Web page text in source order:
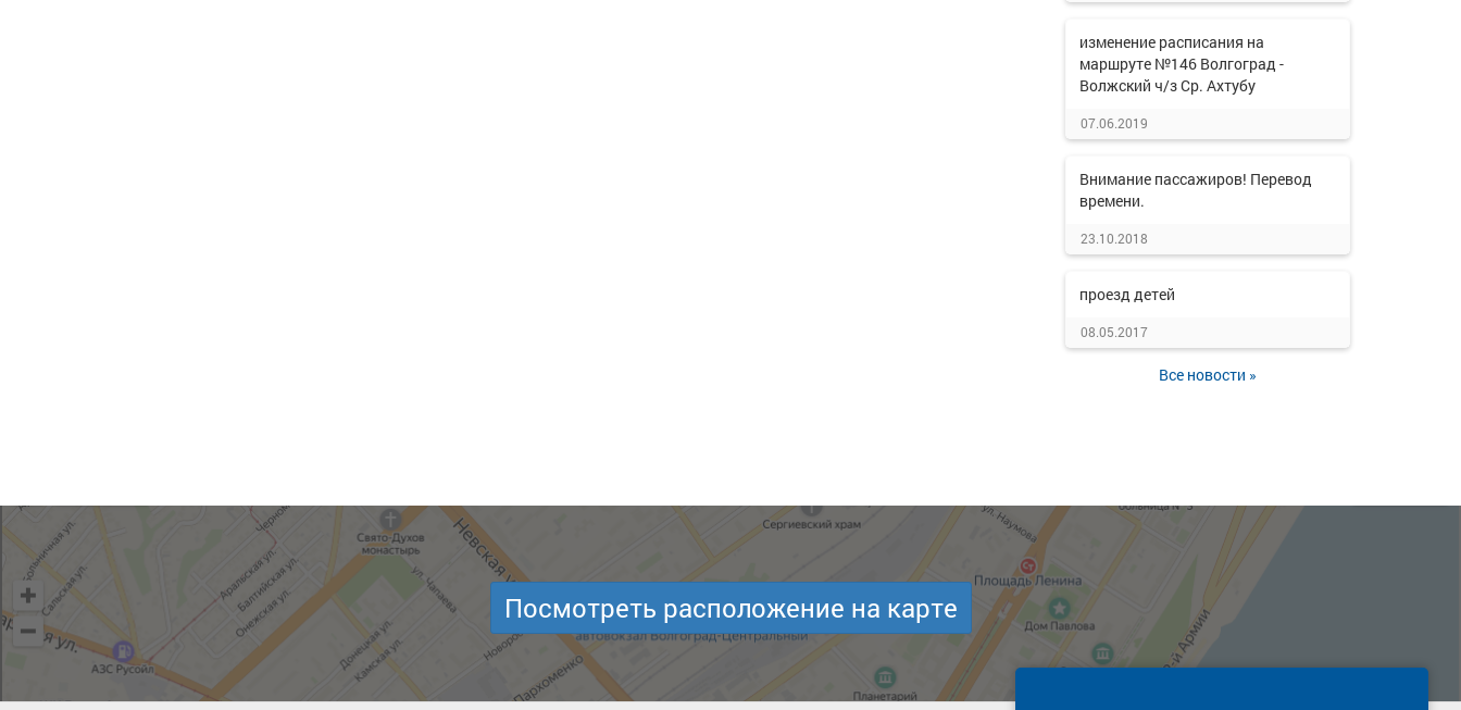
изменение расписания на
маршруте №146 Волгоград -
Волжский ч/з Ср. Ахтубу
07.06.2019
Внимание пассажиров! Перевод
времени.
23.10.2018
проезд детей
08.05.2017
Все новости »
Посмотреть расположение на карте